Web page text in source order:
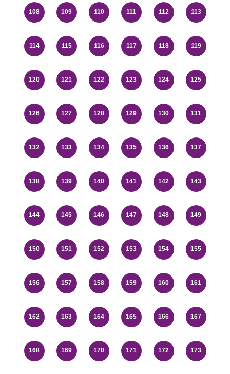
108 109 110 111 112 113
114 115 116 117 118 119
120 121 122 123 124 125
126 127 128 129 130 131
132 133 134 135 136 137
138 139 140 141 142 143
144 145 146 147 148 149
150 151 152 153 154 155
156 157 158 159 160 161
162 163 164 165 166 167
168 169 170 171 172 173